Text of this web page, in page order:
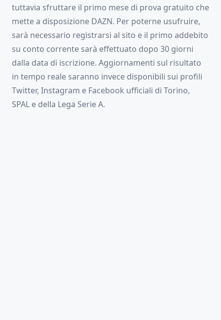
tuttavia sfruttare il primo mese di prova gratuito che
mette a disposizione DAZN. Per poterne usufruire,
sarà necessario registrarsi al sito e il primo addebito
su conto corrente sarà effettuato dopo 30 giorni
dalla data di iscrizione. Aggiornamenti sul risultato
in tempo reale saranno invece disponibili sui profili
Twitter, Instagram e Facebook ufficiali di Torino,
SPAL e della Lega Serie A.